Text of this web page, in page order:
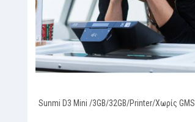
Sunmi D3 Mini /3GΒ/32GΒ/Printer/Χωρίς GMS